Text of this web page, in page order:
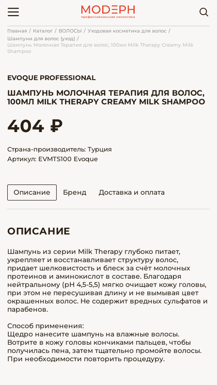
Главная Каталог ВОЛОСЫ
Уходовая косметика для волос
Шампуни для волос (уход)
Шампунь Молочная Терапия для волос, 100мл Milk Therapy Creamy Milk
Shampoo
EVOQUE PROFESSIONAL
ШАМПУНЬ МОЛОЧНАЯ ТЕРАПИЯ ДЛЯ ВОЛОС,
100МЛ MILK THERAPY CREAMY MILK SHAMPOO
404 ₽
Страна-производитель: Турция
Артикул: EVMTS100 Evoque
Описание Бренд Доставка и оплата
ОПИСАНИЕ
Шампунь из серии Milk Therapy глубоко питает,
укрепляет и восстанавливает структуру волос,
придает шелковистость и блеск за счёт молочных
протеинов и аминокислот в составе. Благодаря
нейтральному (рН 4,5-5,5) мягко очищает кожу головы,
при этом не пересушивая длину и не вымывая цвет
окрашенных волос. Не содержит вредных сульфатов и
парабенов.
Способ применения:
Щедро нанесите шампунь на влажные волосы.
Вотрите в кожу головы кончиками пальцев, чтобы
получилась пена, затем тщательно промойте волосы.
При необходимости повторить процедуру.